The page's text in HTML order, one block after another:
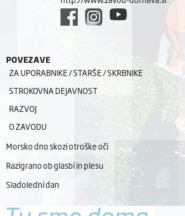
POVEZAVE
ZA UPORABNIKE / STARŠE / SKRBNIKE
STROKOVNA DEJAVNOST
RAZVOJ
O ZAVODU
Morsko dno skozi otroške oči
Razigrano ob glasbi in plesu
Sladoledni dan